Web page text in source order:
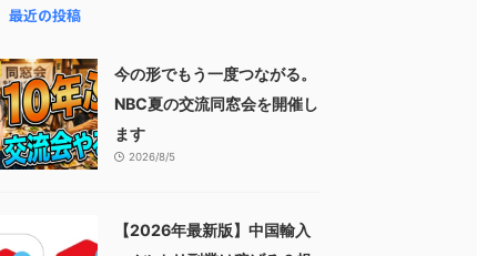
最近の投稿
今の形でもう一度つながる。
NBC夏の交流同窓会を開催し
ます
2026/8/5
【2026年最新版】中国輸入